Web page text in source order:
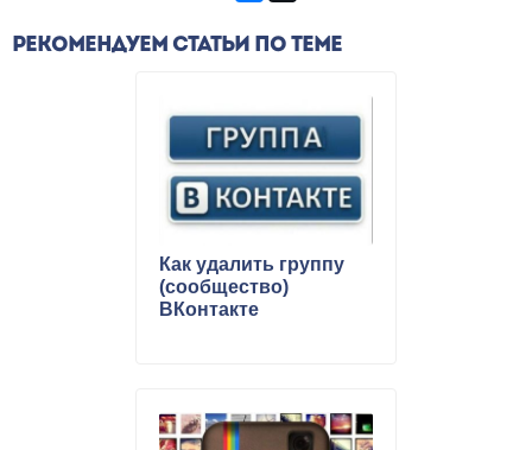
РЕКОМЕНДУЕМ СТАТЬИ ПО ТЕМЕ
Как удалить группу
(сообщество)
ВКонтакте